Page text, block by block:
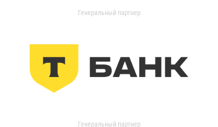
Генеральный партнер
Генеральный партнер